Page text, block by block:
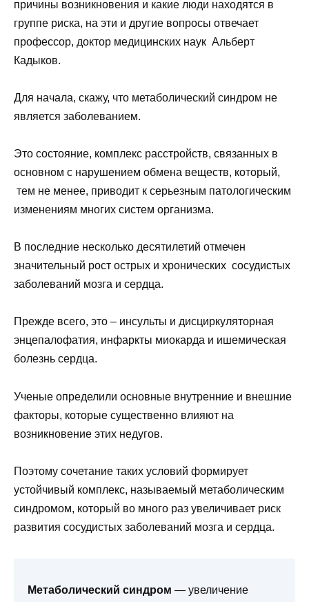
причины возникновения и какие люди находятся в
группе риска, на эти и другие вопросы отвечает
профессор, доктор медицинских наук Альберт
Кадыков.
Для начала, скажу, что метаболический синдром не
является заболеванием.
Это состояние, комплекс расстройств, связанных в
основном с нарушением обмена веществ, который,
тем не менее, приводит к серьезным патологическим
изменениям многих систем организма.
В последние несколько десятилетий отмечен
значительный рост острых и хронических сосудистых
заболеваний мозга и сердца.
Прежде всего, это – инсульты и дисциркуляторная
энцепалофатия, инфаркты миокарда и ишемическая
болезнь сердца.
Ученые определили основные внутренние и внешние
факторы, которые существенно влияют на
возникновение этих недугов.
Поэтому сочетание таких условий формирует
устойчивый комплекс, называемый метаболическим
синдромом, который во много раз увеличивает риск
развития сосудистых заболеваний мозга и сердца.
Метаболический синдром — увеличение